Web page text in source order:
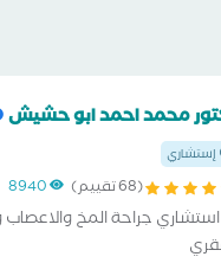
محمد احمد ابو حشيش
إستشاري
(68 تقييم) 8940
استشاري جراحة المخ والاعصاب